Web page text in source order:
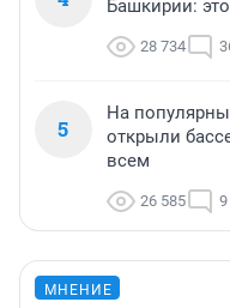
Башкирии:
28 734
5
На
открыли
всем
26 585 9
МНЕНИЕ